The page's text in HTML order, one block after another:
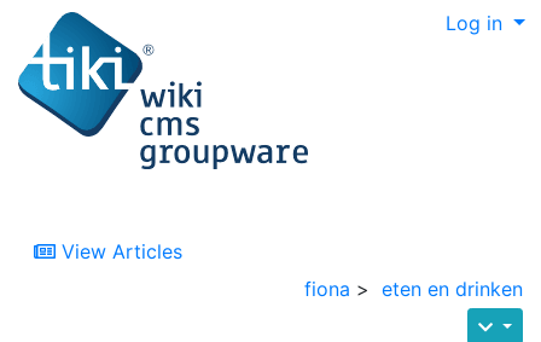
Log in
View Articles
fiona > eten en drinken